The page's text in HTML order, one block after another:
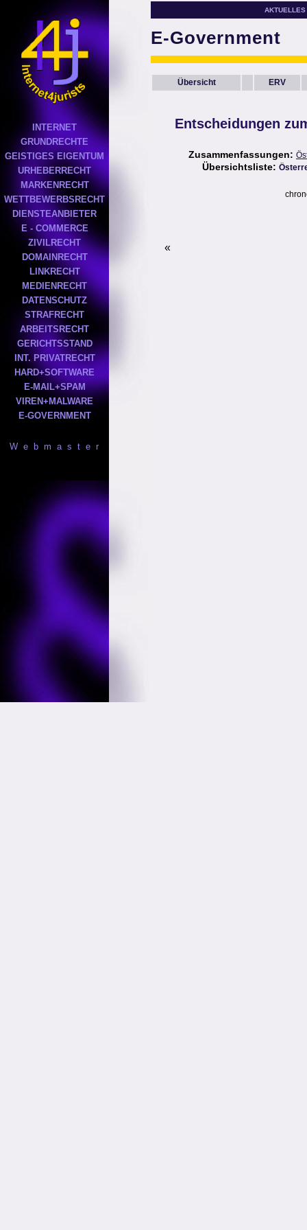
INTERNET
GRUNDRECHTE
GEISTIGES EIGENTUM
URHEBERRECHT
MARKENRECHT
WETTBEWERBSRECHT
DIENSTEANBIETER
E - COMMERCE
ZIVILRECHT
DOMAINRECHT
LINKRECHT
MEDIENRECHT
DATENSCHUTZ
STRAFRECHT
ARBEITSRECHT
GERICHTSSTAND
INT. PRIVATRECHT
HARD+SOFTWARE
E-MAIL+SPAM
VIREN+MALWARE
E-GOVERNMENT
W e b m a s t e r
AKTUELLES
E-Government
Übersicht ERV
Entscheidungen
Zusammenfassungen:
Übersichtsliste:
«